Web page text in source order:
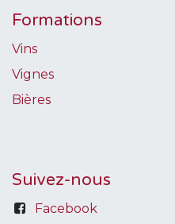
Formations
Vins
Vignes
Bières
Suivez-nous
Facebook